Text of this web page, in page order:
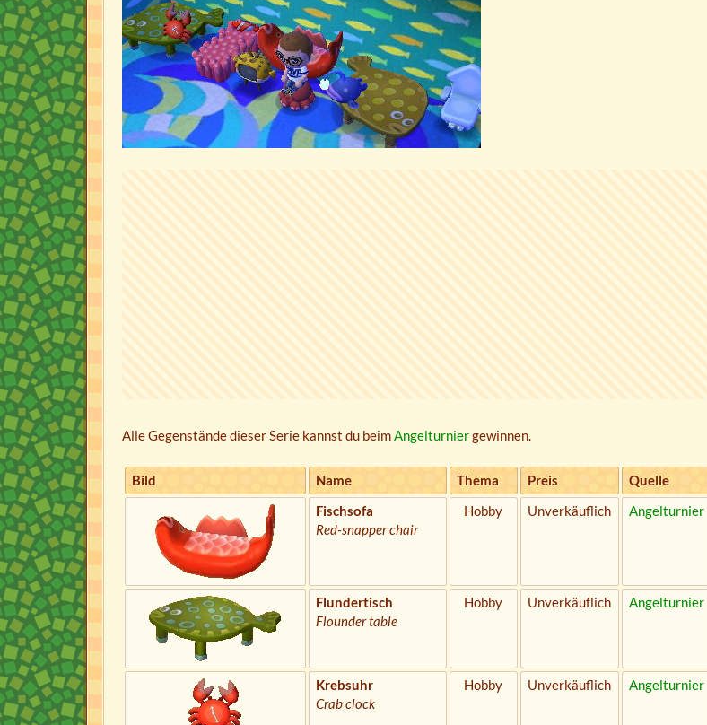
Alle Gegenstände dieser Serie kannst du beimAngelturniergewinnen.
Bild Name Thema Preis
Quelle
Fischsofa
Red-snapper chair
Hobby Unverkäuflich Angelturnier
Flundertisch
Flounder table
Hobby Unverkäuflich Angelturnier
Krebsuhr
Crab clock
Hobby Unverkäuflich Angelturnier